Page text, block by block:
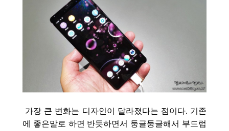
가장 큰 변화는 디자인이 달라졌다는 점이다. 기존
에 좋은말로 하면 반듯하면서 둥글둥글해서 부드럽